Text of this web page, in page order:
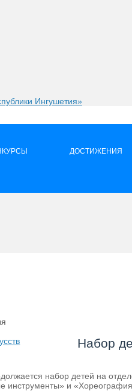
Ингушетия»
ДОСТИЖЕНИЯ
Набор
набор детей на
инструменты» и